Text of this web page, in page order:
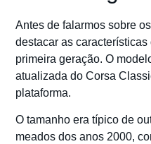
Antes de falarmos sobre
destacar as
primeira geração. O
atualizada do Corsa
plataforma.
O tamanho era típico de
meados dos anos 2000,